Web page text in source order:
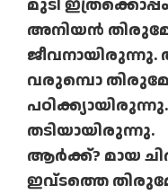
മുടി
അനിയന്‍
ജീവനായിരുന്നു.
വരുമ്പൊ
തടിയായിരുന്നു.
ആര്‍ക്ക്? മായ
ഇവ്ടത്തെ